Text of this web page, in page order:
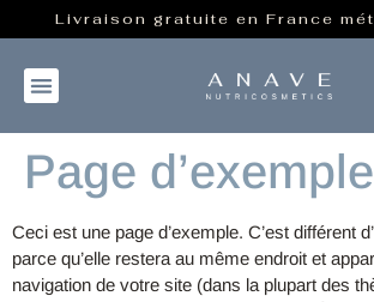
Livraison gratuite en France
Page d’exemple
Ceci est une page d’exemple. C’est différent
parce qu’elle restera au même endroit et
navigation de votre site (dans la plupart des